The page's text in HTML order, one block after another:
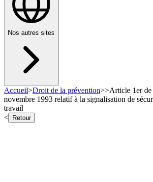
Nos autres sites
Accueil>Droit de la prévention>>Article 1er de
novembre 1993 relatif à la signalisation de
travail
<
Retour